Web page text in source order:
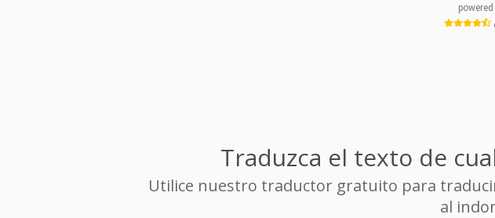
powered
Traduzca el texto de
Utilice nuestro traductor gratuito para
al